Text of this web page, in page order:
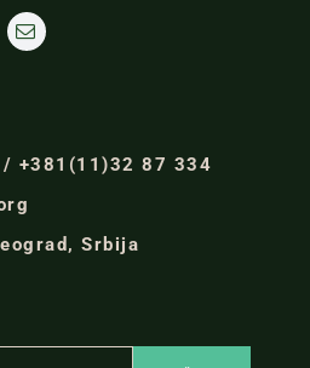
+381(11)32 87 334
Srbija